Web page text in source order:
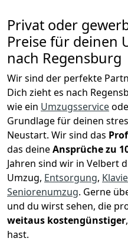
Privat oder
Preise für deinen
nach Regensburg
Wir sind der perfekte
Dich zieht es nach
wie ein Umzugsservice
Grundlage für deinen
Neustart. Wir sind das
das deineAnsprüche zu
Jahren sind wir in Velbert
Umzug, Entsorgung,
Seniorenumzug. Gerne
und du wirst sehen, die
weitaus kostengünstiger
hast.